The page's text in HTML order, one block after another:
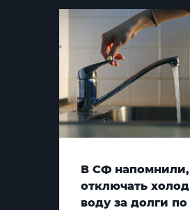
В СФ напомнили,
отключать
воду за долги